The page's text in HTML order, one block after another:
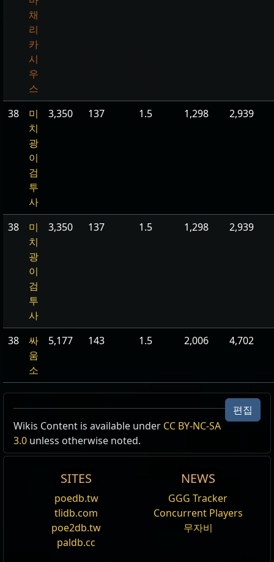
채
리
카
시
우
스
38
미
치
광
이
검
투
사
3,350 137 1.5 1,298 2,939
38
미
치
광
이
검
투
사
3,350 137 1.5 1,298 2,939
38
싸
움
소
5,177 143 1.5 2,006 4,702
편집
Wikis Content is available under CC BY-NC-SA
3.0 unless otherwise noted.
SITES
poedb.tw
tlidb.com
poe2db.tw
paldb.cc
NEWS
GGG Tracker
Concurrent Players
무자비